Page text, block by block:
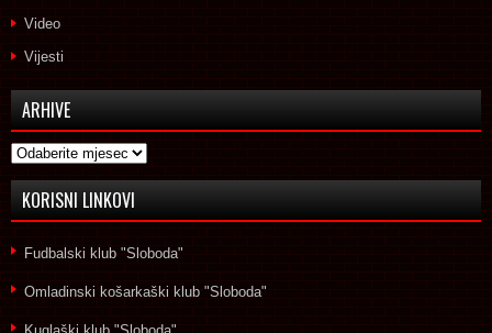
Video
Vijesti
ARHIVE
Arhive
KORISNI LINKOVI
Fudbalski klub "Sloboda"
Omladinski košarkaški klub "Sloboda"